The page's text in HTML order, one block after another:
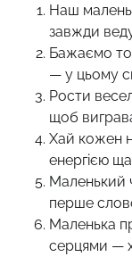
Наш
завжди
Бажаємо
— у цьому
Рости
щоб
Хай кожен
енергією
Маленький
перше
Маленька
серцями —